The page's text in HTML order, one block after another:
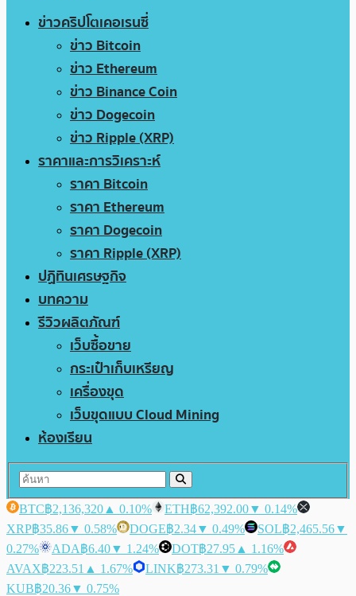
ข่าวคริปโตเคอเรนซี่
ข่าว Bitcoin
ข่าว Ethereum
ข่าว Binance Coin
ข่าว Dogecoin
ข่าว Ripple (XRP)
ราคาและการวิเคราะห์
ราคา Bitcoin
ราคา Ethereum
ราคา Dogecoin
ราคา Ripple (XRP)
ปฏิทินเศรษฐกิจ
บทความ
รีวิวผลิตภัณฑ์
เว็บซื้อขาย
กระเป๋าเก็บเหรียญ
เครื่องขุด
เว็บขุดแบบ Cloud Mining
ห้องเรียน
BTC฿2,136,320 ▲ 0.10% ETH฿62,392.00▼ 0.14%
XRP฿35.86▼ 0.58% DOGE฿2.34▼ 0.49% SOL฿2,465.56▼
0.27%
ADA฿6.40▼ 1.24% DOT฿27.95 ▲ 1.16%
AVAX฿223.51 ▲ 1.67% LINK฿273.31 ▼ 0.79%
KUB฿20.36▼ 0.75%